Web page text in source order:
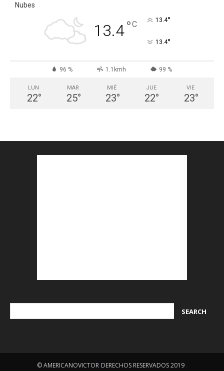
Nubes
13.4°C 13.4°
13.4°
96 % 1.1kmh 99 %
LUN
22°
MAR
25°
MIÉ
23°
JUE
22°
VIE
23°
© AMERICANOVICTOR-DERECHOS RESERVADOS 2019 .